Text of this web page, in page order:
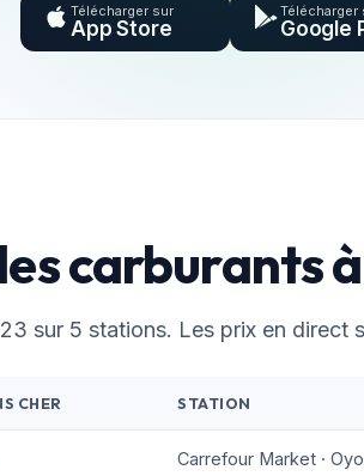
Télécharger sur
App Store
Télécharger
Google
carburants
sur 5 stations. Les prix en direct
CHER STATION
Carrefour Market ·